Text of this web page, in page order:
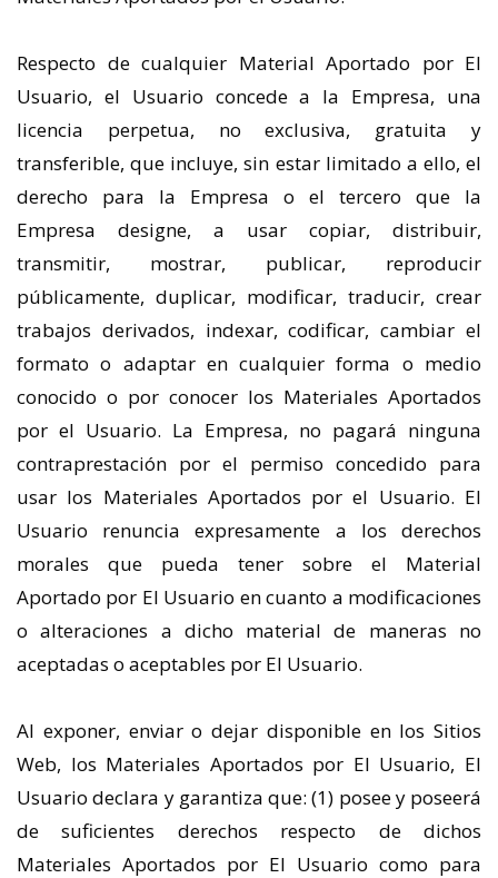
Respecto de cualquier Material Aportado por El
Usuario, el Usuario concede a la Empresa, una
licencia perpetua, no exclusiva, gratuita y
transferible, que incluye, sin estar limitado a ello, el
derecho para la Empresa o el tercero que la
Empresa designe, a usar copiar, distribuir,
transmitir, mostrar, publicar, reproducir
públicamente, duplicar, modificar, traducir, crear
trabajos derivados, indexar, codificar, cambiar el
formato o adaptar en cualquier forma o medio
conocido o por conocer los Materiales Aportados
por el Usuario. La Empresa, no pagará ninguna
contraprestación por el permiso concedido para
usar los Materiales Aportados por el Usuario. El
Usuario renuncia expresamente a los derechos
morales que pueda tener sobre el Material
Aportado por El Usuario en cuanto a modificaciones
o alteraciones a dicho material de maneras no
aceptadas o aceptables por El Usuario.
Al exponer, enviar o dejar disponible en los Sitios
Web, los Materiales Aportados por El Usuario, El
Usuario declara y garantiza que: (1) posee y poseerá
de suficientes derechos respecto de dichos
Materiales Aportados por El Usuario como para